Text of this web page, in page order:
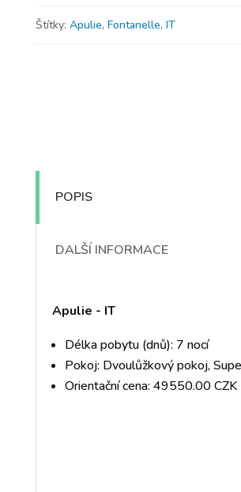
Štítky: Apulie, Fontanelle, IT
POPIS
DALŠÍ INFORMACE
Apulie - IT
Délka pobytu (dnů): 7 nocí
Pokoj: Dvoulůžkový pokoj,
Orientační cena: 49550.00 CZK